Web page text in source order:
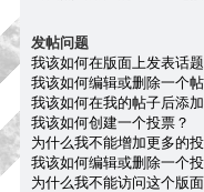
发帖问题
我该如何在版面上发表话
我该如何编辑或删除一个
我该如何在我的帖子后添
我该如何创建一个投票？
为什么我不能增加更多的
我该如何编辑或删除一个
为什么我不能访问这个版面